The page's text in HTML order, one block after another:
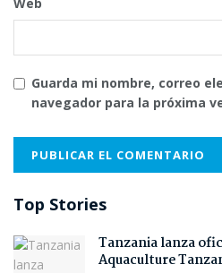
Web
Guarda mi nombre, correo
navegador para la próxima
Top Stories
Tanzania lanza
Aquaculture